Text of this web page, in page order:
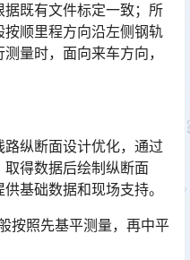
既有文件标定一致；所
顺里程方向沿左侧钢轨
量时，面向来车方向，
纵断面设计优化，通过
得数据后绘制纵断面
基础数据和现场支持。
按照先基平测量，再中平